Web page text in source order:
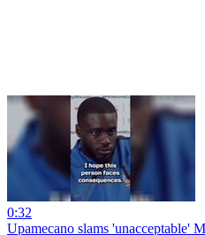
0:32
Upamecano slams 'unacceptable'